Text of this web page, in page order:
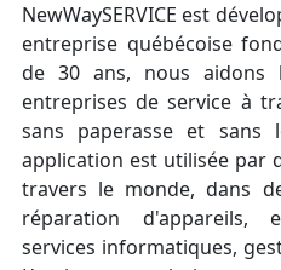
NewWaySERVICE est
entreprise québécoise
de 30 ans, nous aidons
entreprises de service à
sans paperasse et sans
application est utilisée par
travers le monde, dans
réparation d'appareils,
services informatiques,